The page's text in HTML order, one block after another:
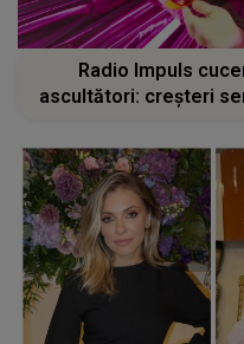
Radio Impuls
ascultători: creșteri